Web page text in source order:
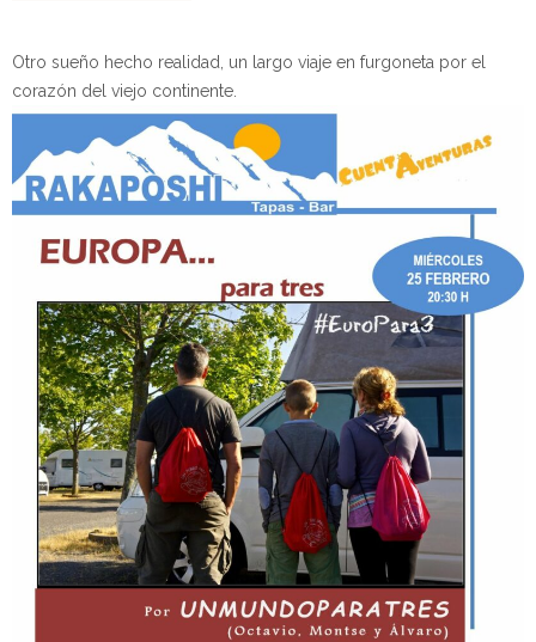
Otro sueño hecho realidad, un largo viaje en furgoneta por el
corazón del viejo continente.